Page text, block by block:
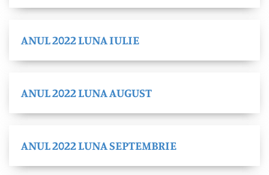
ANUL 2022 LUNA IULIE
ANUL 2022 LUNA AUGUST
ANUL 2022 LUNA SEPTEMBRIE